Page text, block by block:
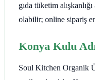
gıda tüketim
olabilir; online sipariş
Konya Kulu
Soul Kitchen Organik